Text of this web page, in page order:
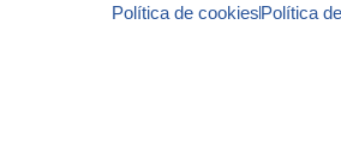
Política de cookiesPolítica